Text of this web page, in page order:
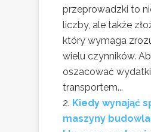
przeprowadzki to
liczby, ale także
który wymaga
wielu czynników.
oszacować
transportem...
Kiedy wynająć
maszyny